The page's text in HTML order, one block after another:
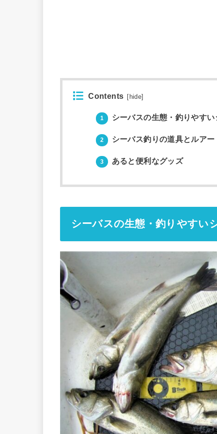
Contents [ hide]
1 シーバスの生態・釣りやす
2 シーバス釣りの道具とルアー
3 あると便利なグッズ
シーバスの生態・釣りやすい